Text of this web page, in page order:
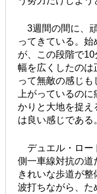
3週間の間に、
ってきている。
が、この段階で
幅を広くしたのは
って無敵の感じ
上がっているの
かりと大地を捉え
は良い感じである
デュエル・ロー
側一車線対抗の道
きれいな歩道が
波打ちながら、た